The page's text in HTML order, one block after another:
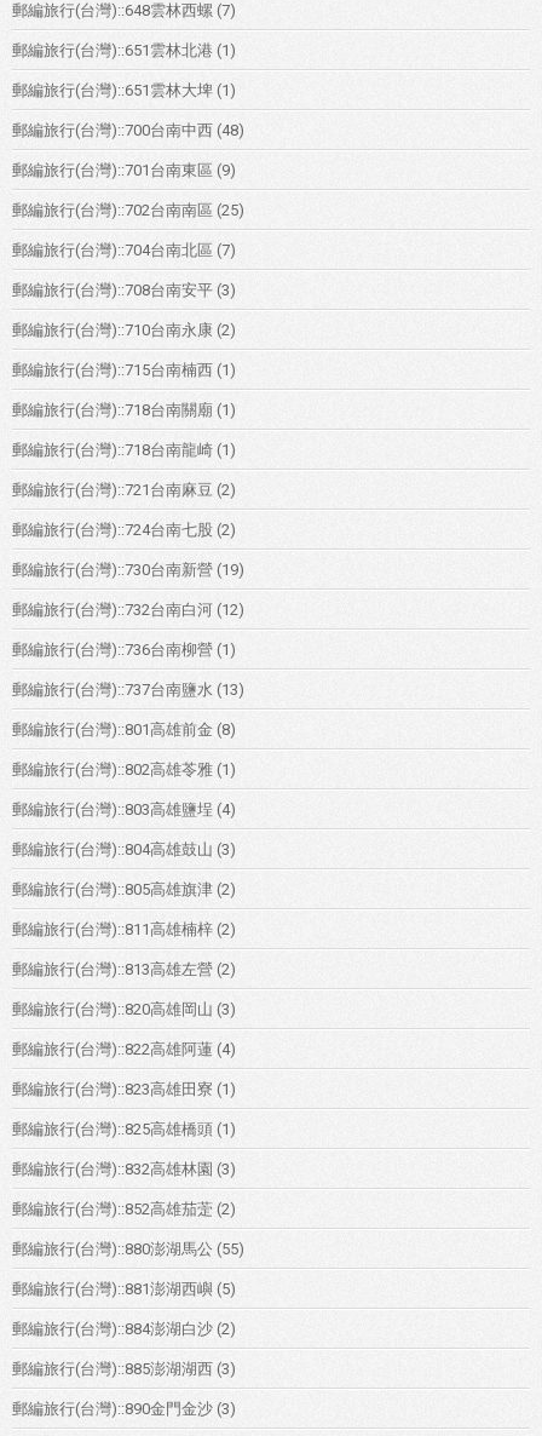
郵編旅行(台灣)::648雲林西螺 (7)
郵編旅行(台灣)::651雲林北港 (1)
郵編旅行(台灣)::651雲林大埤 (1)
郵編旅行(台灣)::700台南中西 (48)
郵編旅行(台灣)::701台南東區 (9)
郵編旅行(台灣)::702台南南區 (25)
郵編旅行(台灣)::704台南北區 (7)
郵編旅行(台灣)::708台南安平 (3)
郵編旅行(台灣)::710台南永康 (2)
郵編旅行(台灣)::715台南楠西 (1)
郵編旅行(台灣)::718台南關廟 (1)
郵編旅行(台灣)::718台南龍崎 (1)
郵編旅行(台灣)::721台南麻豆 (2)
郵編旅行(台灣)::724台南七股 (2)
郵編旅行(台灣)::730台南新營 (19)
郵編旅行(台灣)::732台南白河 (12)
郵編旅行(台灣)::736台南柳營 (1)
郵編旅行(台灣)::737台南鹽水 (13)
郵編旅行(台灣)::801高雄前金 (8)
郵編旅行(台灣)::802高雄苓雅 (1)
郵編旅行(台灣)::803高雄鹽埕 (4)
郵編旅行(台灣)::804高雄鼓山 (3)
郵編旅行(台灣)::805高雄旗津 (2)
郵編旅行(台灣)::811高雄楠梓 (2)
郵編旅行(台灣)::813高雄左營 (2)
郵編旅行(台灣)::820高雄岡山 (3)
郵編旅行(台灣)::822高雄阿蓮 (4)
郵編旅行(台灣)::823高雄田寮 (1)
郵編旅行(台灣)::825高雄橋頭 (1)
郵編旅行(台灣)::832高雄林園 (3)
郵編旅行(台灣)::852高雄茄萣 (2)
郵編旅行(台灣)::880澎湖馬公 (55)
郵編旅行(台灣)::881澎湖西嶼 (5)
郵編旅行(台灣)::884澎湖白沙 (2)
郵編旅行(台灣)::885澎湖湖西 (3)
郵編旅行(台灣)::890金門金沙 (3)